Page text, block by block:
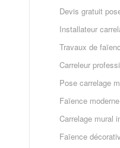
Devis gratuit
Installateur
Travaux de
Carreleur
Pose carrelage
Faïence
Carrelage mural
Faïence